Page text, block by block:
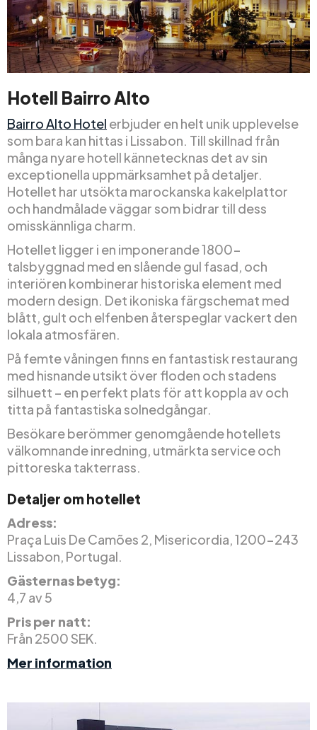
Hotell Bairro Alto
Bairro Alto Hotel erbjuder en helt unik upplevelse
som bara kan hittas i Lissabon. Till skillnad från
många nyare hotell kännetecknas det av sin
exceptionella uppmärksamhet på detaljer.
Hotellet har utsökta marockanska kakelplattor
och handmålade väggar som bidrar till dess
omisskännliga charm.
Hotellet ligger i en imponerande 1800-
talsbyggnad med en slående gul fasad, och
interiören kombinerar historiska element med
modern design. Det ikoniska färgschemat med
blått, gult och elfenben återspeglar vackert den
lokala atmosfären.
På femte våningen finns en fantastisk restaurang
med hisnande utsikt över floden och stadens
silhuett – en perfekt plats för att koppla av och
titta på fantastiska solnedgångar.
Besökare berömmer genomgående hotellets
välkomnande inredning, utmärkta service och
pittoreska takterrass.
Detaljer om hotellet
Adress:
Praça Luis De Camões 2, Misericordia, 1200-243
Lissabon, Portugal.
Gästernas betyg:
4,7 av 5
Pris per natt:
Från 2500 SEK.
Mer information